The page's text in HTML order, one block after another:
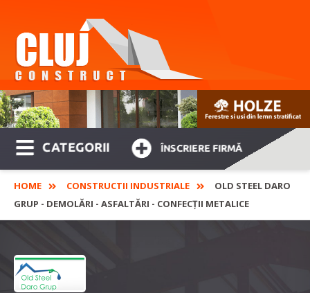
CATEGORII ÎNSCRIERE FIRMĂ
HOME CONSTRUCTII INDUSTRIALE
OLD STEEL DARO
GRUP - DEMOLĂRI - ASFALTĂRI - CONFECȚII METALICE